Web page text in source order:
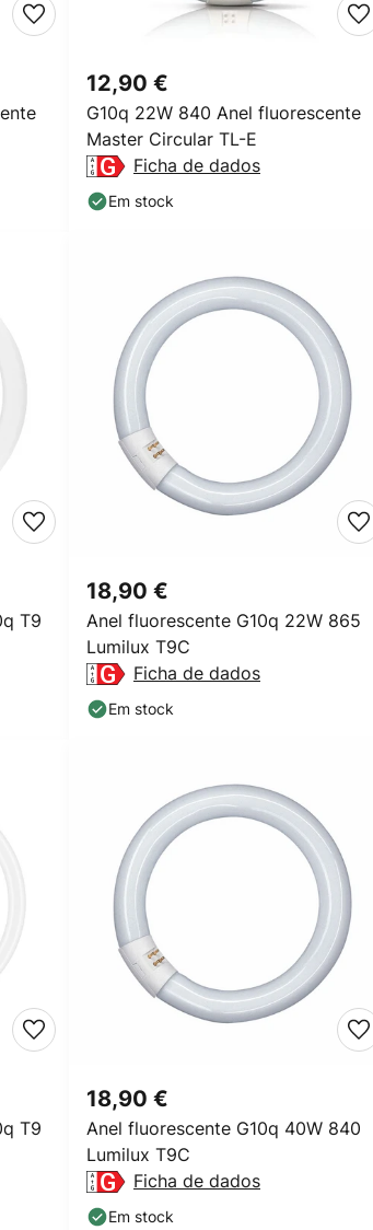
G10q 22W 840 Anel fluorescente
Master Circular TL-E
12,90 €
Ficha de dados
Em stock
T9
Anel fluorescente G10q 22W 865
Lumilux T9C
18,90 €
Ficha de dados
Em stock
T9
Anel fluorescente G10q 40W 840
Lumilux T9C
18,90 €
Ficha de dados
Em stock